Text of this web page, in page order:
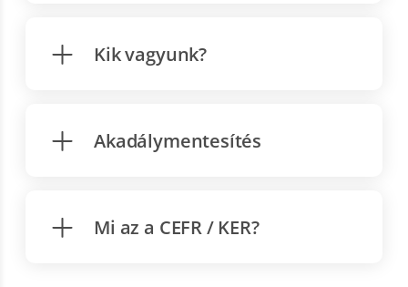
Kik vagyunk?
Akadálymentesítés
Mi az a CEFR / KER?